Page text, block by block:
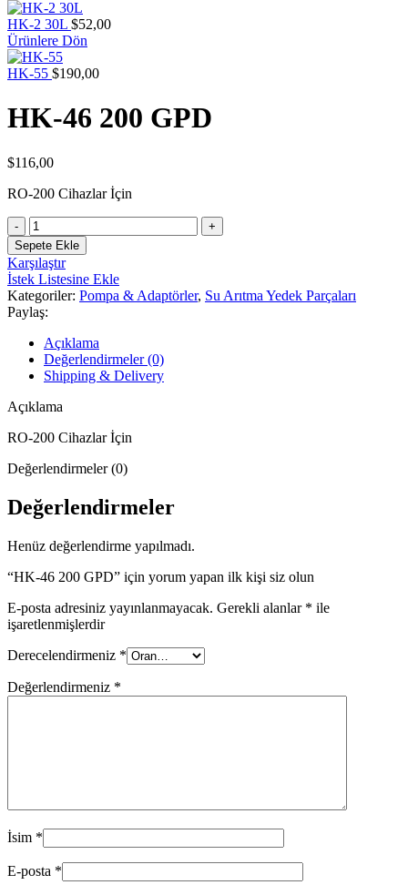
HK-2 30L $52,00
Ürünlere Dön
HK-55 $190,00
HK-46 200 GPD
$116,00
RO-200 Cihazlar İçin
HK-
46
200
GPD
adet
Sepete Ekle
Karşılaştır
İstek Listesine Ekle
Kategoriler: Pompa & Adaptörler, Su Arıtma Yedek Parçaları
Paylaş:
Açıklama
Değerlendirmeler (0)
Shipping & Delivery
Açıklama
RO-200 Cihazlar İçin
Değerlendirmeler (0)
Değerlendirmeler
Henüz değerlendirme yapılmadı.
“HK-46 200 GPD” için yorum yapan ilk kişi siz olun
E-posta adresiniz yayınlanmayacak. Gerekli alanlar * ile
işaretlenmişlerdir
Derecelendirmeniz *
Değerlendirmeniz *
İsim *
E-posta *